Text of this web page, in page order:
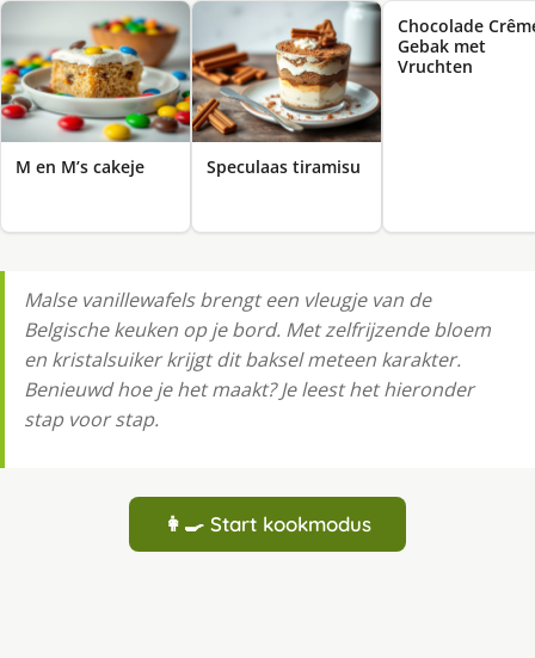
M en M’s cakeje Speculaas tiramisu
Chocolade
Gebak met
Vruchten
Malse vanillewafels brengt een vleugje van de
Belgische keuken op je bord. Met zelfrijzende bloem
en kristalsuiker krijgt dit baksel meteen karakter.
Benieuwd hoe je het maakt? Je leest het hieronder
stap voor stap.
👩‍🍳 Start kookmodus